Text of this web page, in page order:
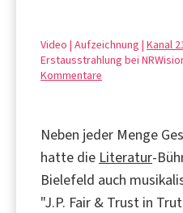
Video | Aufzeichnung | Kanal
Erstausstrahlung bei
Kommentare
Neben jeder Menge
hatte die Literatur-
Bielefeld auch
"J.P. Fair & Trust in